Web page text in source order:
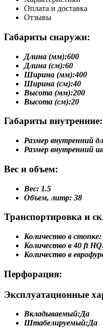
Оплата и доставка
Отзывы
Габариты снаружи:
Длина (мм):600
Длина (см):60
Ширина (мм):400
Ширина (см):40
Высота (мм):200
Высота (см):20
Габариты внутренние:
Размер внутренний
Размер внутренний
Вес и объем:
Вес: 1.5
Объем, литр: 38
Транспортировка и
Количество в стопке:
Количество в 40 ft
Количество в
Перфорация:
Эксплуатационные
Вкладываемый:Да
Штабелируемый:Да